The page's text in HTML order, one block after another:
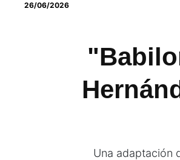
26/06/2026
Una adaptación